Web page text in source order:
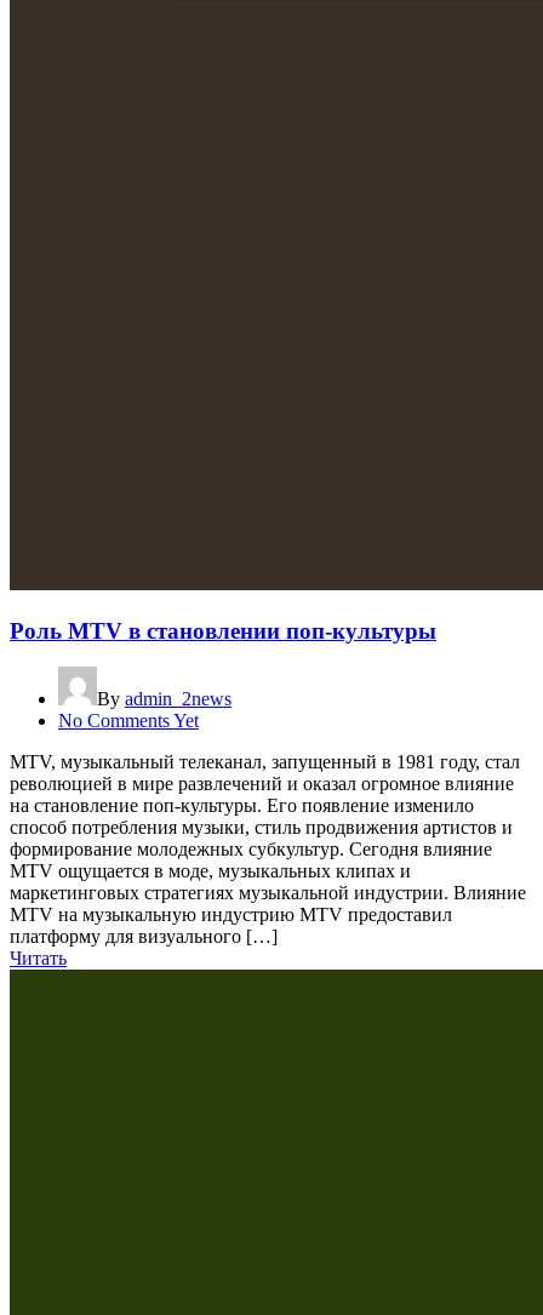
Роль MTV в становлении поп-культуры
By admin_2news
No Comments Yet
MTV, музыкальный телеканал, запущенный в 1981 году, стал
революцией в мире развлечений и оказал огромное влияние
на становление поп-культуры. Его появление изменило
способ потребления музыки, стиль продвижения артистов и
формирование молодежных субкультур. Сегодня влияние
MTV ощущается в моде, музыкальных клипах и
маркетинговых стратегиях музыкальной индустрии. Влияние
MTV на музыкальную индустрию MTV предоставил
платформу для визуального […]
Читать